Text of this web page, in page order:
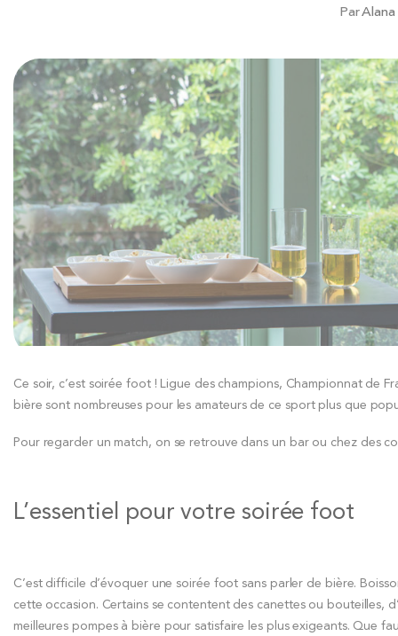
Par
Ce soir, c’est soirée foot ! Ligue des champions, Championnat de
bière sont nombreuses pour les amateurs de ce sport plus que
Pour regarder un match, on se retrouve dans un bar ou chez des
L’essentiel pour votre soirée foot
C’est difficile d’évoquer une soirée foot sans parler de bière.
cette occasion. Certains se contentent des canettes ou bouteilles,
meilleures pompes à bière pour satisfaire les plus exigeants. Que